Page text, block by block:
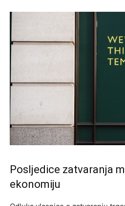
Posljedice zatvaranja
ekonomiju